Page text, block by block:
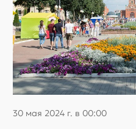
30 мая 2024 г. в 00:00